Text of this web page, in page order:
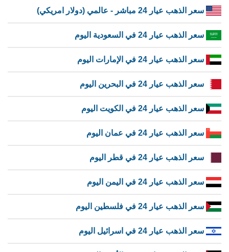
سعر الذهب عيار 24 مباشر - عالمي (دولار امريكي)
سعر الذهب عيار 24 في السعودية اليوم
سعر الذهب عيار 24 في الإمارات اليوم
سعر الذهب عيار 24 في البحرين اليوم
سعر الذهب عيار 24 في الكويت اليوم
سعر الذهب عيار 24 في عمان اليوم
سعر الذهب عيار 24 في قطر اليوم
سعر الذهب عيار 24 في اليمن اليوم
سعر الذهب عيار 24 في فلسطين اليوم
سعر الذهب عيار 24 في اسرائيل اليوم